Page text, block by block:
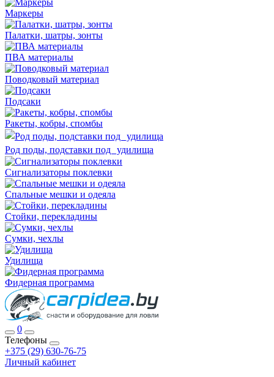
Маркеры
Палатки, шатры, зонты
ПВА материалы
Поводковый материал
Подсаки
Ракеты, кобры, спомбы
Род поды, подставки под удилища
Сигнализаторы поклевки
Спальные мешки и одеяла
Стойки, перекладины
Сумки, чехлы
Удилища
Фидерная программа
0
Телефоны
+375 (29) 630-76-75
Личный кабинет